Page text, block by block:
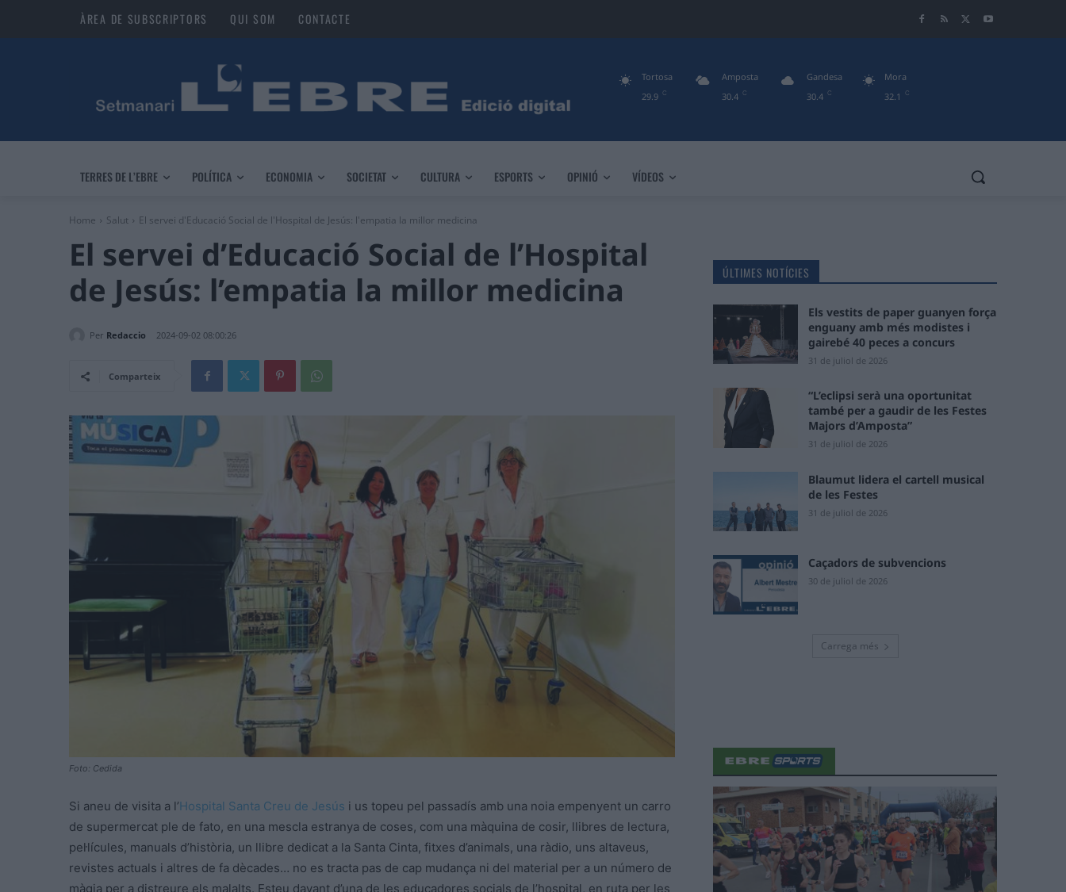
ÀREA DE SUBSCRIPTORS QUI SOM CONTACTE
29.9 C
Tortosa
30.4 C
Amposta
30.4 C
Gandesa
32.1
C
Mora
TERRES DE L’EBRE POLÍTICA ECONOMIA SOCIETAT CULTURA ESPORTS OPINIÓ VÍDEOS
Home Salut El servei d'Educació Social de l'Hospital de Jesús: l'empatia la millor medicina
El servei d’Educació Social de l’Hospital
de Jesús: l’empatia la millor medicina
Per Redaccio 2024-09-02 08:00:26
Comparteix
Foto: Cedida
Si aneu de visita a l’Hospital Santa Creu de Jesús i us topeu pel passadís amb una noia empenyent un carro
de supermercat ple de fato, en una mescla estranya de coses, com una màquina de cosir, llibres de lectura,
pel·lícules, manuals d’història, un llibre dedicat a la Santa Cinta, fitxes d’animals, una ràdio, uns altaveus,
revistes actuals i altres de fa dècades… no es tracta pas de cap mudança ni del material per a un número de
màgia per a distreure els malalts. Esteu davant d’una de les educadores socials de l’hospital, en ruta per les
ÚLTIMES NOTÍCIES
Els vestits de paper guanyen força
enguany amb més modistes i
gairebé 40 peces a concurs
31 de juliol de 2026
“L’eclipsi serà una oportunitat
també per a gaudir de les Festes
Majors d’Amposta”
31 de juliol de 2026
Blaumut lidera el cartell musical
de les Festes
31 de juliol de 2026
Caçadors de subvencions
30 de juliol de 2026
Carrega més